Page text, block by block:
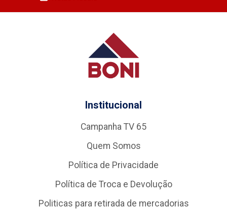
Institucional
Campanha TV 65
Quem Somos
Política de Privacidade
Política de Troca e Devolução
Politicas para retirada de mercadorias